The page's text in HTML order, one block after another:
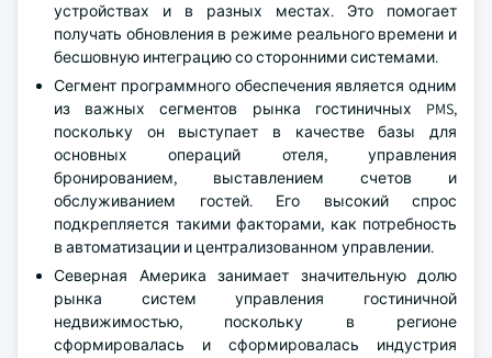
устройствах и в разных местах. Это помогает
получать обновления в режиме реального времени и
бесшовную интеграцию со сторонними системами.
Сегмент программного обеспечения является одним
из важных сегментов рынка гостиничных PMS,
поскольку он выступает в качестве базы для
основных операций отеля, управления
бронированием, выставлением счетов и
обслуживанием гостей. Его высокий спрос
подкрепляется такими факторами, как потребность
в автоматизации и централизованном управлении.
Северная Америка занимает значительную долю
рынка систем управления гостиничной
недвижимостью, поскольку в регионе
сформировалась и сформировалась индустрия